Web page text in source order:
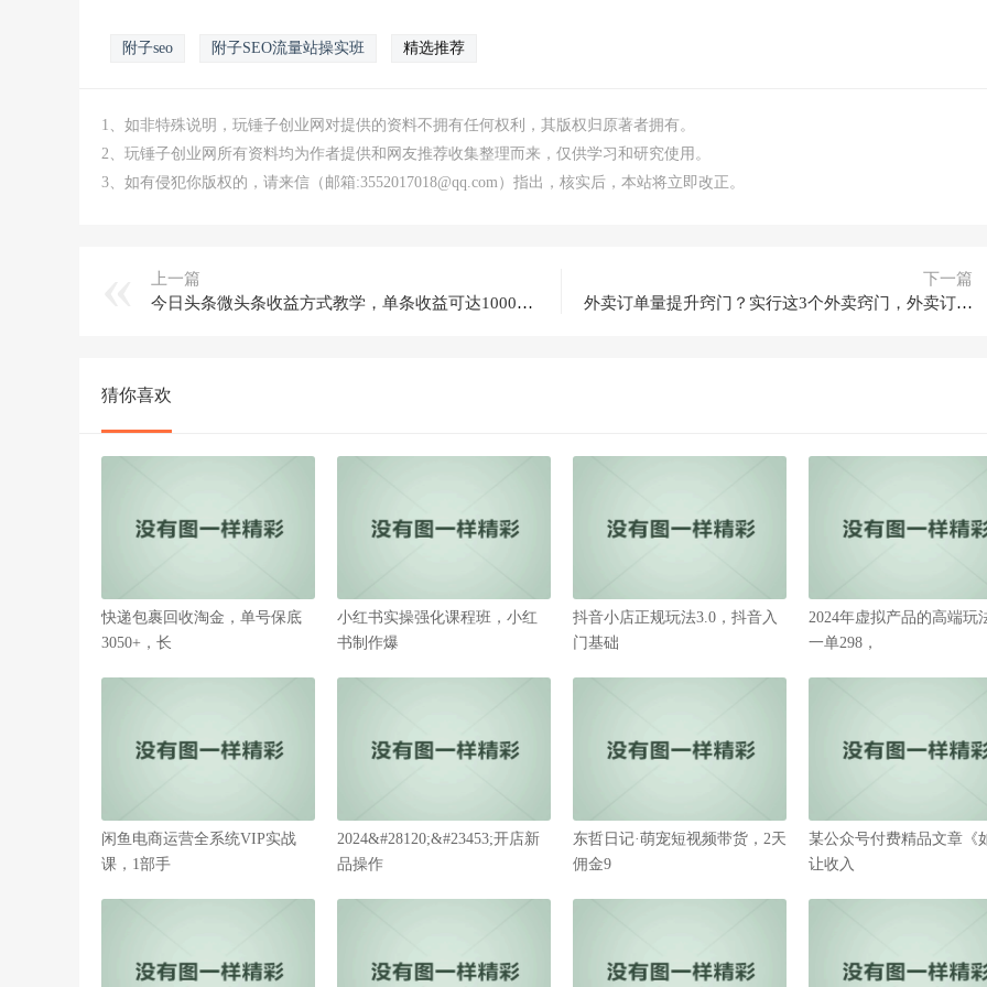
附子seo 附子SEO流量站操实班 精选推荐
1、如非特殊说明，玩锤子创业网对提供的资料不拥有任何权利，其版权归原著者拥有。
2、玩锤子创业网所有资料均为作者提供和网友推荐收集整理而来，仅供学习和研究使用。
3、如有侵犯你版权的，请来信（邮箱:3552017018@qq.com）指出，核实后，本站将立即改正。
上一篇
今日头条微头条收益方式教学，单条收益可达1000元以上
下一篇
外卖订单量提升窍门？实行这3个外卖窍门，外卖订单会持续上升
猜你喜欢
快递包裹回收淘金，单号保底
3050+，长
小红书实操强化课程班，小红
书制作爆
抖音小店正规玩法3.0，抖音入
门基础
2024年虚拟产品的高端玩
一单298，
闲鱼电商运营全系统VIP实战
课，1部手
2024&#28120;&#23453;开店新
品操作
东哲日记·萌宠短视频带货，2天
佣金9
某公众号付费精品文章《
让收入